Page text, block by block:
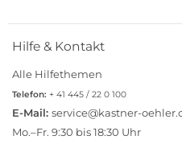
Hilfe & Kontakt
Alle Hilfethemen
Telefon: + 41 445 / 22 0 100
E-Mail: service@kastner-
Mo.–Fr. 9:30 bis 18:30 Uhr